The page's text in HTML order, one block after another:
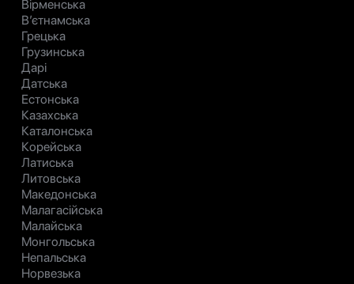
Вірменська
В’єтнамська
Грецька
Грузинська
Дарі
Датська
Естонська
Казахська
Каталонська
Корейська
Латиська
Литовська
Македонська
Малагасійська
Малайська
Монгольська
Непальська
Норвезька